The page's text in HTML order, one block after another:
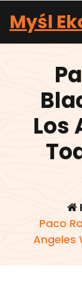
content
Myśl
Los
Paco
Angeles